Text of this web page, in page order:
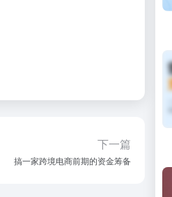
下一篇
搞一家跨境电商前期的资金筹备